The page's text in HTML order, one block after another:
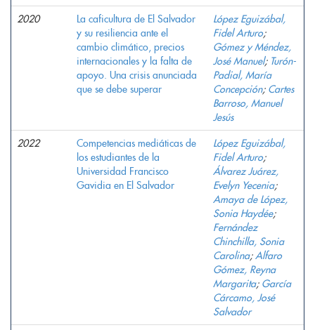
2020
La caficultura de El Salvador
y su resiliencia ante el
cambio climático, precios
internacionales y la falta de
apoyo. Una crisis anunciada
que se debe superar
López Eguizábal,
Fidel Arturo;
Gómez y Méndez,
José Manuel; Turón-
Padial, María
Concepción; Cartes
Barroso, Manuel
Jesús
2022
Competencias mediáticas de
los estudiantes de la
Universidad Francisco
Gavidia en El Salvador
López Eguizábal,
Fidel Arturo;
Álvarez Juárez,
Evelyn Yecenia;
Amaya de López,
Sonia Haydée;
Fernández
Chinchilla, Sonia
Carolina; Alfaro
Gómez, Reyna
Margarita; García
Cárcamo, José
Salvador